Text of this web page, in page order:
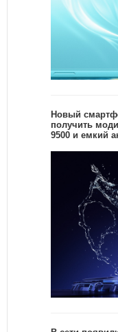
Новый
получить
9500 и емкий